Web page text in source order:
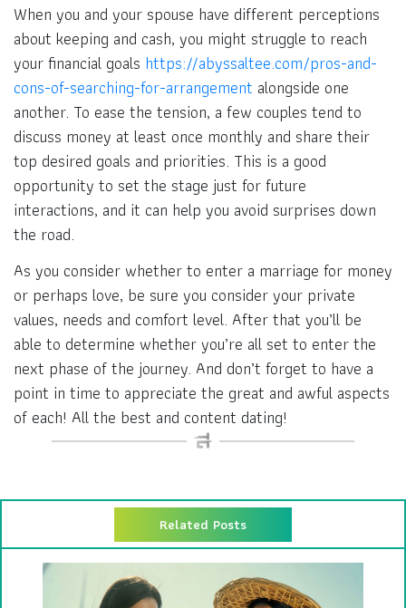
When you and your spouse have different perceptions
about keeping and cash, you might struggle to reach
your financial goals https://abyssaltee.com/pros-and-
cons-of-searching-for-arrangement alongside one
another. To ease the tension, a few couples tend to
discuss money at least once monthly and share their
top desired goals and priorities. This is a good
opportunity to set the stage just for future
interactions, and it can help you avoid surprises down
the road.
As you consider whether to enter a marriage for money
or perhaps love, be sure you consider your private
values, needs and comfort level. After that you’ll be
able to determine whether you’re all set to enter the
next phase of the journey. And don’t forget to have a
point in time to appreciate the great and awful aspects
of each! All the best and content dating!
Related Posts